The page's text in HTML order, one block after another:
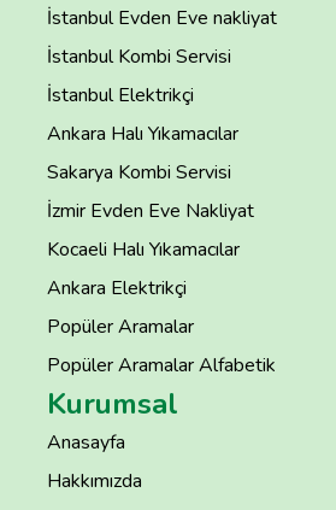
İstanbul Evden Eve nakliyat
İstanbul Kombi Servisi
İstanbul Elektrikçi
Ankara Halı Yıkamacılar
Sakarya Kombi Servisi
İzmir Evden Eve Nakliyat
Kocaeli Halı Yıkamacılar
Ankara Elektrikçi
Popüler Aramalar
Popüler Aramalar Alfabetik
Kurumsal
Anasayfa
Hakkımızda